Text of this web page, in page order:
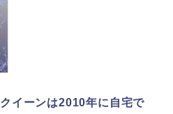
イーンは2010年に自宅で